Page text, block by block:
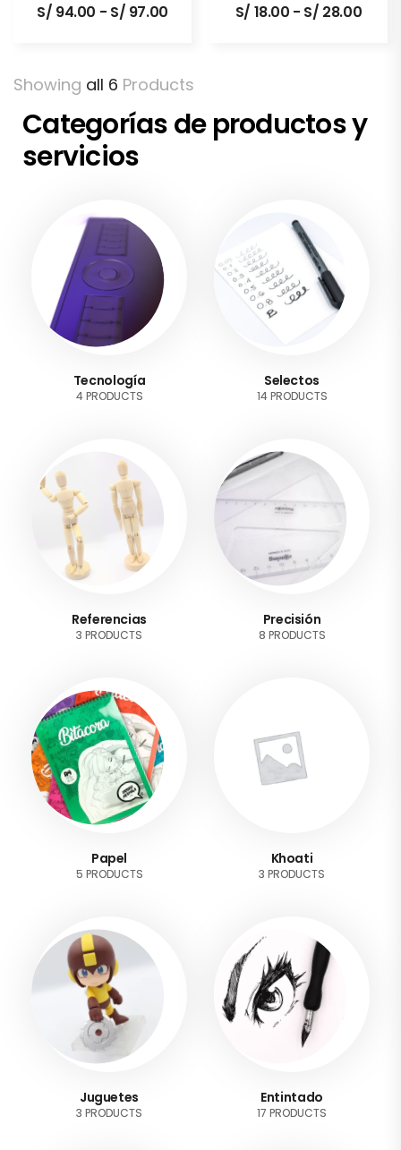
S/ 94.00 - S/ 97.00 S/ 18.00 - S/ 28.00
Showing all 6 Products
Categorías de productos y
servicios
Tecnología
4 PRODUCTS
Selectos
14 PRODUCTS
Referencias
3 PRODUCTS
Precisión
8 PRODUCTS
Papel
5 PRODUCTS
Khoati
3 PRODUCTS
Juguetes
3 PRODUCTS
Entintado
17 PRODUCTS